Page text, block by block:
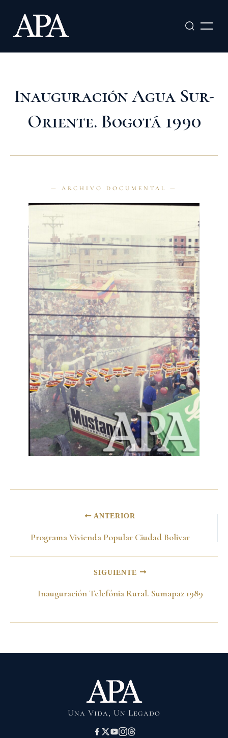
contenido
Inauguración Agua Sur-
Oriente. Bogotá 1990
ANTERIOR
Programa Vivienda Popular Ciudad Bolivar
SIGUIENTE
Inauguración Telefónia Rural. Sumapaz 1989
Una Vida, Un Legado